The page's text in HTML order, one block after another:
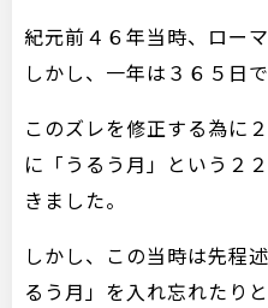
紀元前４６年当時、ロー
しかし、一年は３６５日
このズレを修正する為に
に「うるう月」という２
きました。
しかし、この当時は先程
るう月」を入れ忘れたり